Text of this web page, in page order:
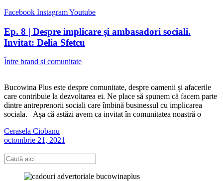
Facebook InstagramYoutube
Ep. 8 | Despre implicare și ambasadori sociali.
Invitat: Delia Sfetcu
Între brand și comunitate
Bucowina Plus este despre comunitate, despre oamenii și afacerile
care contribuie la dezvoltarea ei. Ne place să spunem că facem parte
dintre antreprenorii sociali care îmbină businessul cu implicarea
sociala. Așa că astăzi avem ca invitat în comunitatea noastră o
Cerasela Ciobanu
octombrie 21, 2021